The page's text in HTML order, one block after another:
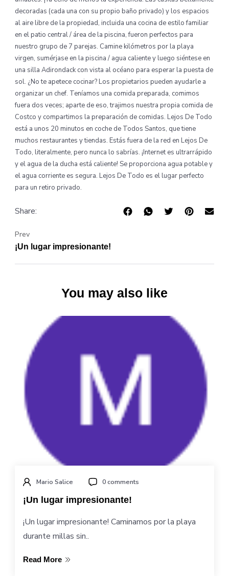
decoradas (cada una con su propio baño privado) y los espacios
al aire libre de la propiedad, incluida una cocina de estilo familiar
en el patio central / área de la piscina, fueron perfectos para
nuestro grupo de 7 parejas. Camine kilómetros por la playa
virgen, sumérjase en la piscina / agua caliente y luego siéntese en
una silla Adirondack con vista al océano para esperar la puesta de
sol. ¿No te apetece cocinar? Los propietarios pueden ayudarle a
organizar un chef. Teníamos una comida preparada, comimos
fuera dos veces; aparte de eso, trajimos nuestra propia comida de
Costco y compartimos la preparación de comidas. Lejos De Todo
está a unos 20 minutos en coche de Todos Santos, que tiene
muchos restaurantes y tiendas. Estás fuera de la red en Lejos De
Todo, literalmente, pero nunca lo sabrías. ¡Internet es ultrarrápido
y el agua de la ducha está caliente! Se proporciona agua potable y
el agua corriente es segura. Lejos De Todo es el lugar perfecto
para un retiro privado.
Share:
¡Un lugar impresionante!
Prev
You may also like
Mario Salice 0 comments
¡Un lugar impresionante!
¡Un lugar impresionante! Caminamos por la playa
durante millas sin..
Read More